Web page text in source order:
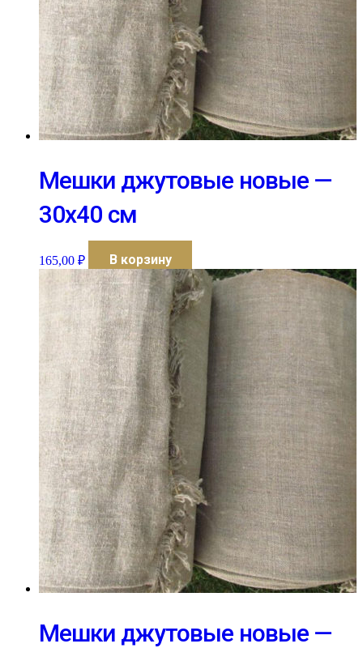
Мешки джутовые новые —
30х40 см
165,00 ₽ В корзину
Мешки джутовые новые —